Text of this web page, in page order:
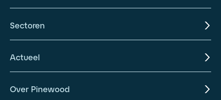
Sectoren
Actueel
Over Pinewood